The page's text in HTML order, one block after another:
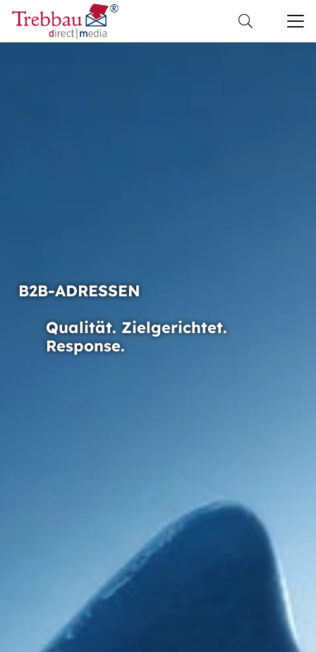
B2B-ADRESSEN
Qualität. Zielgerichtet.
Response.